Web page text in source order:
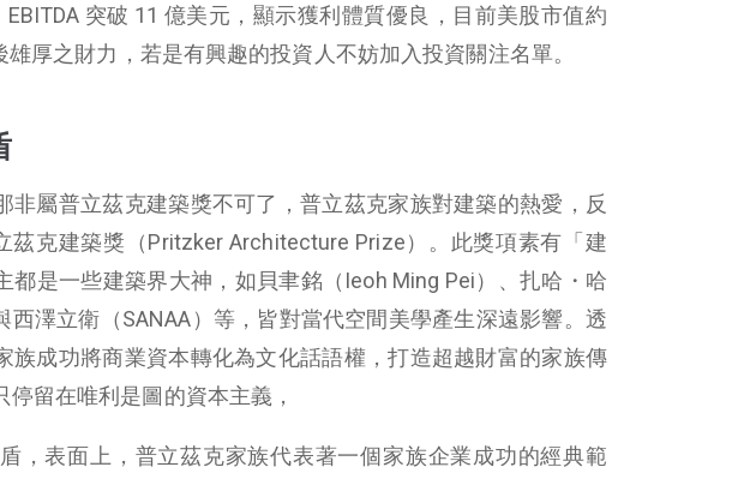
突破 11 億美元，顯示獲利體質優良，目前美股市值約
厚之財力，若是有興趣的投資人不妨加入投資關注名單。
非屬普立茲克建築獎不可了，普立茲克家族對建築的熱愛，反
茲克建築獎（Pritzker Architecture Prize）。此獎項素有「建
都是一些建築界大神，如貝聿銘（Ieoh Ming Pei）、扎哈・哈
西澤立衛（SANAA）等，皆對當代空間美學產生深遠影響。透
族成功將商業資本轉化為文化話語權，打造超越財富的家族傳
留在唯利是圖的資本主義，
，表面上，普立茲克家族代表著一個家族企業成功的經典範